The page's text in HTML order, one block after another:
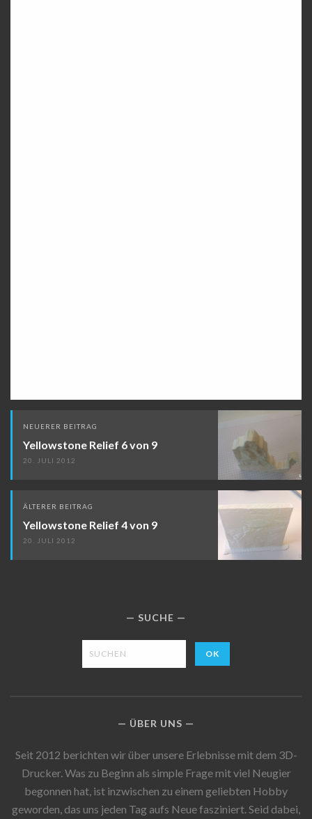
Beitragsnavigation
NEUERER BEITRAG
Yellowstone Relief 6 von 9
20. JULI 2012
ÄLTERER BEITRAG
Yellowstone Relief 4 von 9
20. JULI 2012
SUCHE
ÜBER UNS
Seit 2012 berichten wir über unsere Erlebnisse mit dem 3D-
Drucker. Was zu Beginn als simple Frage mit viel Neugier
begonnen hat, ist inzwischen zu einem geliebten Hobby
geworden, das uns jeden Tag aufs Neue fasziniert. Seid dabei,